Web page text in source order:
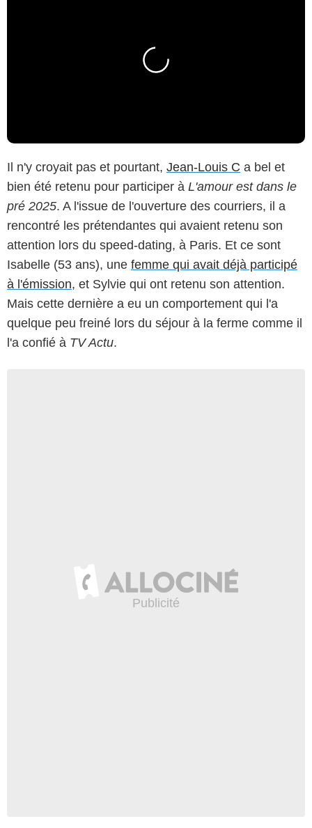
Il n'y croyait pas et pourtant, Jean-Louis C a bel et
bien été retenu pour participer à L'amour est dans le
pré 2025. A l'issue de l'ouverture des courriers, il a
rencontré les prétendantes qui avaient retenu son
attention lors du speed-dating, à Paris. Et ce sont
Isabelle (53 ans), une femme qui avait déjà participé
à l'émission, et Sylvie qui ont retenu son attention.
Mais cette dernière a eu un comportement qui l'a
quelque peu freiné lors du séjour à la ferme comme il
l'a confié à TV Actu.